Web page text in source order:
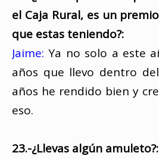
el Caja Rural, es un
que estas teniendo?:
Jaime: Ya no solo a este
años que llevo dentro
años he rendido bien y
eso.
23.-¿Llevas algún amuleto?: